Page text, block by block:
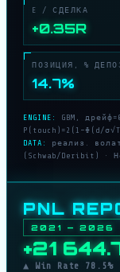
E / СДЕЛКА
+0.35R
ПОЗИЦИЯ, %
14.7%
ENGINE:
GBM,
P(touch)=2(1−Φ(d/
DATA:
реализ.
(Schwab/Deribit) ·
PNL
2021 — 2026
+21
▲ Win Rate 78.5%